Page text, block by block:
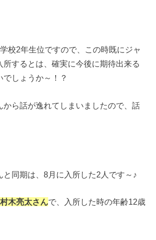
校2年生位ですので、この時既にジャ
所するとは、確実に今後に期待出来る
しょうか～！？
から話が逸れてしまいましたので、話
と同期は、8月に入所した2人です～♪
村木亮太さんで、入所した時の年齢12歳